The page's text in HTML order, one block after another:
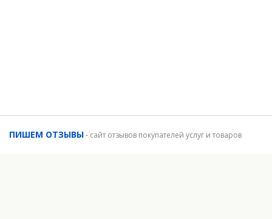
ПИШЕМ ОТЗЫВЫ- сайт отзывов покупателей услуг и товаров